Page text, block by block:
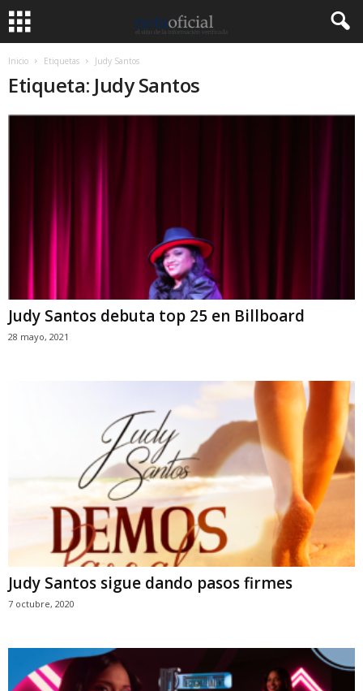
Inicio Etiquetas Judy Santos
Etiqueta: Judy Santos
Judy Santos debuta top 25 en Billboard
28 mayo, 2021
Judy Santos sigue dando pasos firmes
7 octubre, 2020